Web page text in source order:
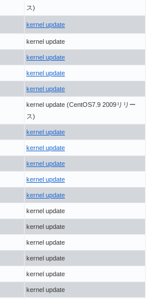
ス)
kernel update
kernel update
kernel update
kernel update
kernel update
kernel update (CentOS7.9 2009リリー
ス)
kernel update
kernel update
kernel update
kernel update
kernel update
kernel update
kernel update
kernel update
kernel update
kernel update
kernel update